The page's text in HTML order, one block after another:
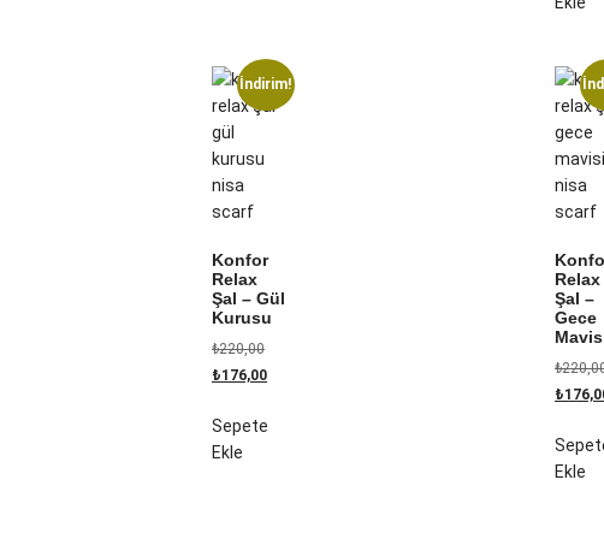
İndirim!
Konfor
Relax
Şal – Gül
Kurusu
₺220,00
₺176,00
Sepete
Ekle
Relax
Şal –
Gece
₺
₺
Ekle